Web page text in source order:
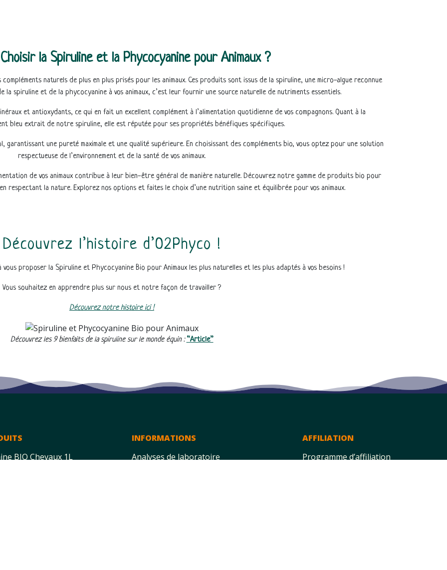
la Spiruline et la Phycocyanine pour Animaux ?
naturels de plus en plus prisés pour les animaux. Ces produits sont issus de la spiruline, une micro-algue reconnue
spiruline et de la phycocyanine à vos animaux, c’est leur fournir une source naturelle de nutriments essentiels.
et antioxydants, ce qui en fait un excellent complément à l’alimentation quotidienne de vos compagnons. Quant à la
bleu extrait de notre spiruline, elle est réputée pour ses propriétés bénéfiques spécifiques.
garantissant une pureté maximale et une qualité supérieure. En choisissant des compléments bio, vous optez pour une solution
respectueuse de l’environnement et de la santé de vos animaux.
de vos animaux contribue à leur bien-être général de manière naturelle. Découvrez notre gamme de produits bio pour
respectant la nature. Explorez nos options et faites le choix d’une nutrition saine et équilibrée pour vos animaux.
Découvrez l’histoire d’O2Phyco !
proposer la Spiruline et Phycocyanine Bio pour Animaux les plus naturelles et les plus adaptés à vos besoins !
Vous souhaitez en apprendre plus sur nous et notre façon de travailler ?
Découvrez notre histoire ici !
Découvrez les 9 bienfaits de la spiruline sur le monde équin : “Article”
BIO Chevaux 1L
INFORMATIONS
Analyses de laboratoire
AFFILIATION
Programme d’affiliation